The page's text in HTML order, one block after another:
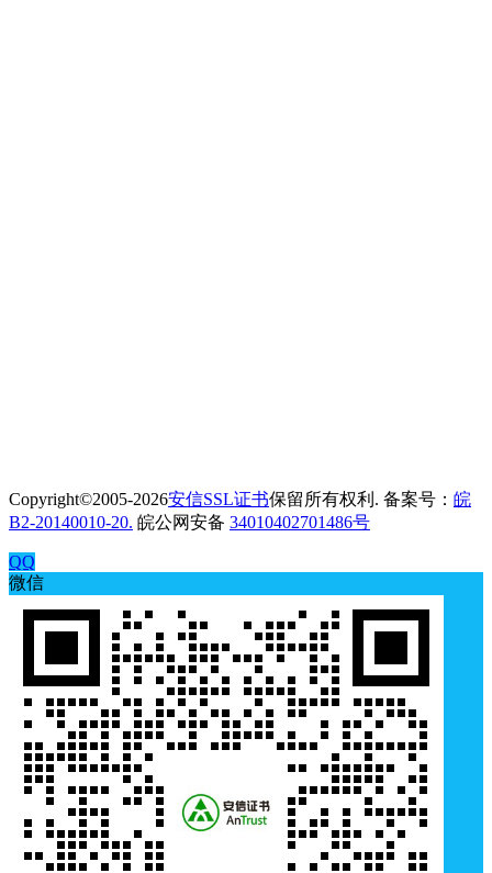
Copyright©2005-2026安信SSL证书保留所有权利. 备案号： 皖
B2-20140010-20. 皖公网安备 34010402701486号
QQ
微信